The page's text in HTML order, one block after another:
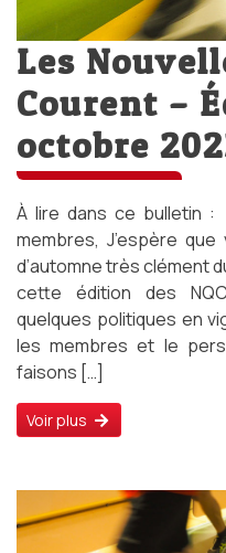
Les
Courent –
octobre
À lire dans ce bulletin
membres, J’espère
d’automne très clément
cette édition des
quelques politiques en
les membres et le
faisons […]
Voir plus